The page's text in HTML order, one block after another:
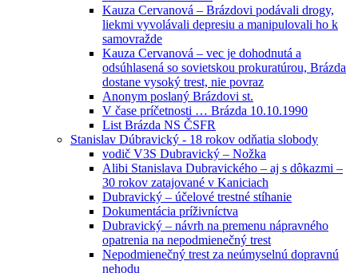
Kauza Cervanová – Brázdovi podávali drogy,
liekmi vyvolávali depresiu a manipulovali ho k
samovražde
Kauza Cervanová – vec je dohodnutá a
odsúhlasená so sovietskou prokuratúrou, Brázda
dostane vysoký trest, nie povraz
Anonym poslaný Brázdovi st.
V čase príčetnosti … Brázda 10.10.1990
List Brázda NS ČSFR
Stanislav Dúbravický - 18 rokov odňatia slobody
vodič V3S Dubravický – Nožka
Alibi Stanislava Dubravického – aj s dôkazmi –
30 rokov zatajované v Kaniciach
Dubravický – účelové trestné stíhanie
Dokumentácia príživníctva
Dubravický – návrh na premenu nápravného
opatrenia na nepodmienečný trest
Nepodmienečný trest za neúmyselnú dopravnú
nehodu